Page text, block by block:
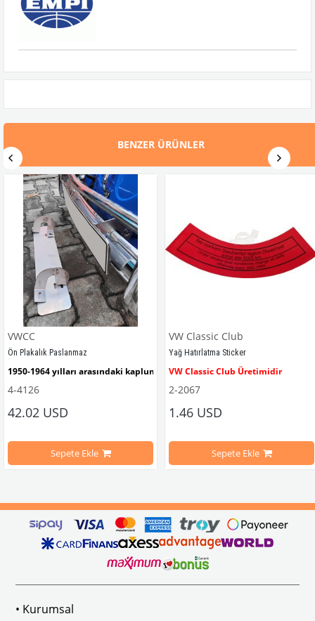
BENZER ÜRÜNLER
sürüş esnasında doğrudan gelen güneş ışığını keserek görüş
Ghia Modelleri İle Uyumludur
VWCC
Ön Plakalık Paslanmaz
1950-1964 yılları arasındaki kaplumbağa modelleri ile uyumludur.
VWC Parça No: 4-4126
4-4126
42.02 USD
Sepete Ekle
VW Classic Club
Yağ Hatırlatma Sticker
VW Classic Club Üretimidir
1960-1967 Yılları Arasındaki T1
1968-1979 Yılları Arasındaki T2
2-2067
1.46 USD
Sepete Ekle
• Kurumsal